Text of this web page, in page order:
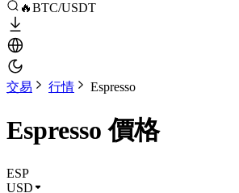
🔥BTC/USDT
交易 行情 Espresso
Espresso 價格
ESP
USD